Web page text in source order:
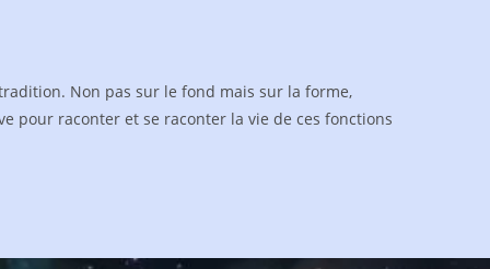
Non pas sur le fond mais sur la forme,
pour raconter et se raconter la vie de ces fonctions